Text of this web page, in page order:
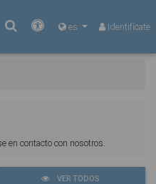
BuscarAccesibilidad
es Identifícate
en contacto con nosotros.
VER TODOS